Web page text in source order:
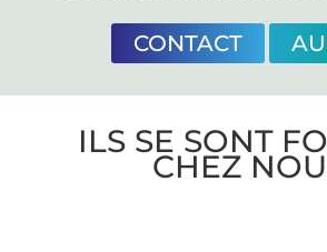
CONTACT
ILS SE SONT
CHEZ